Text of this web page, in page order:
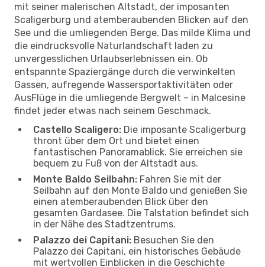
mit seiner malerischen Altstadt, der imposanten
Scaligerburg und atemberaubenden Blicken auf den
See und die umliegenden Berge. Das milde Klima und
die eindrucksvolle Naturlandschaft laden zu
unvergesslichen Urlaubserlebnissen ein. Ob
entspannte Spaziergänge durch die verwinkelten
Gassen, aufregende Wassersportaktivitäten oder
AusFlüge in die umliegende Bergwelt – in Malcesine
findet jeder etwas nach seinem Geschmack.
Castello Scaligero: Die imposante Scaligerburg
thront über dem Ort und bietet einen
fantastischen Panoramablick. Sie erreichen sie
bequem zu Fuß von der Altstadt aus.
Monte Baldo Seilbahn: Fahren Sie mit der
Seilbahn auf den Monte Baldo und genießen Sie
einen atemberaubenden Blick über den
gesamten Gardasee. Die Talstation befindet sich
in der Nähe des Stadtzentrums.
Palazzo dei Capitani: Besuchen Sie den
Palazzo dei Capitani, ein historisches Gebäude
mit wertvollen Einblicken in die Geschichte